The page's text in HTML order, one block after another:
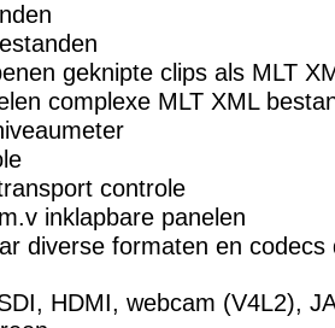
geknipte clips als MLT
complexe MLT XML
controle
inklapbare panelen
diverse formaten en codecs
HDMI, webcam (V4L2),